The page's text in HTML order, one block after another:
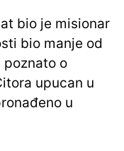
bio je misionar
bio manje od
poznato o
upucan u
u